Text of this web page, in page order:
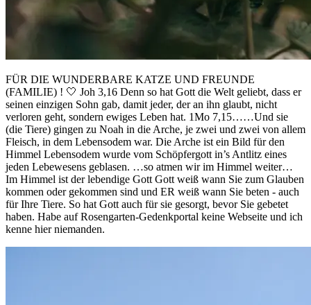
FÜR DIE WUNDERBARE KATZE UND FREUNDE
(FAMILIE) ! 🤍 Joh 3,16 Denn so hat Gott die Welt geliebt, dass er
seinen einzigen Sohn gab, damit jeder, der an ihn glaubt, nicht
verloren geht, sondern ewiges Leben hat. 1Mo 7,15……Und sie
(die Tiere) gingen zu Noah in die Arche, je zwei und zwei von allem
Fleisch, in dem Lebensodem war. Die Arche ist ein Bild für den
Himmel Lebensodem wurde vom Schöpfergott in’s Antlitz eines
jeden Lebewesens geblasen. …so atmen wir im Himmel weiter…
Im Himmel ist der lebendige Gott Gott weiß wann Sie zum Glauben
kommen oder gekommen sind und ER weiß wann Sie beten - auch
für Ihre Tiere. So hat Gott auch für sie gesorgt, bevor Sie gebetet
haben. Habe auf Rosengarten-Gedenkportal keine Webseite und ich
kenne hier niemanden.